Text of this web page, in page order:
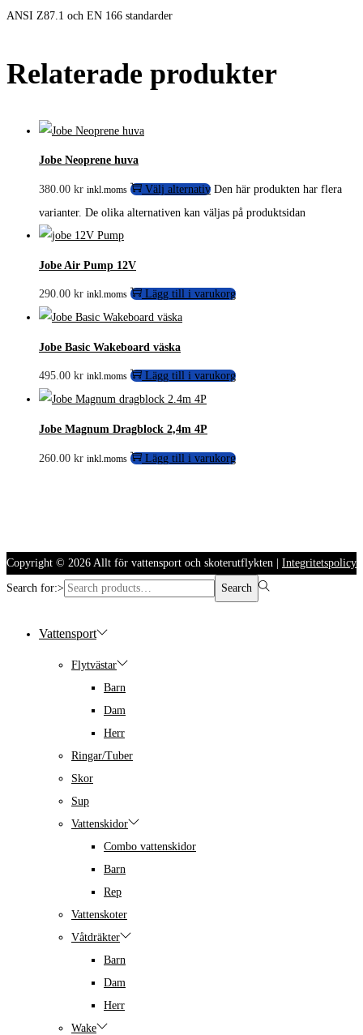
ANSI Z87.1 och EN 166 standarder
Relaterade produkter
Jobe Neoprene huva
380.00 kr inkl.moms Välj alternativ Den här produkten har flera
varianter. De olika alternativen kan väljas på produktsidan
Jobe Air Pump 12V
290.00 kr inkl.moms Lägg till i varukorg
Jobe Basic Wakeboard väska
495.00 kr inkl.moms Lägg till i varukorg
Jobe Magnum Dragblock 2,4m 4P
260.00 kr inkl.moms Lägg till i varukorg
Copyright © 2026 Allt för vattensport och skoterutflykten | Integritetspolicy
Search for:> Search
Vattensport
Flytvästar
Barn
Dam
Herr
Ringar/Tuber
Skor
Sup
Vattenskidor
Combo vattenskidor
Barn
Rep
Vattenskoter
Våtdräkter
Barn
Dam
Herr
Wake